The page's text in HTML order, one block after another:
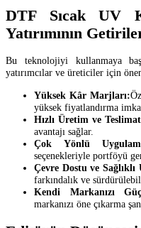
DTF Sıcak UV
Yatırımının
Bu teknolojiyi kullanmaya
yatırımcılar ve üreticiler için
Yüksek Kâr Marjları:
yüksek fiyatlandırma
Hızlı Üretim ve
avantajı sağlar.
Çok Yönlü
seçenekleriyle portföyü
Çevre Dostu ve
farkındalık ve
Kendi Markanızı
markanızı öne çıkarma